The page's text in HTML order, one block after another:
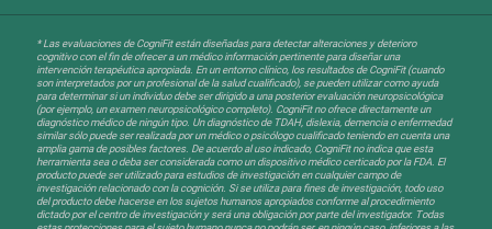
* Las evaluaciones de CogniFit están diseñadas para detectar alteraciones y deterioro
cognitivo con el fin de ofrecer a un médico información pertinente para diseñar una
intervención terapéutica apropiada. En un entorno clínico, los resultados de CogniFit (cuando
son interpretados por un profesional de la salud cualificado), se pueden utilizar como ayuda
para determinar si un individuo debe ser dirigido a una posterior evaluación neuropsicológica
(por ejemplo, un examen neuropsicológico completo). CogniFit no ofrece directamente un
diagnóstico médico de ningún tipo. Un diagnóstico de TDAH, dislexia, demencia o enfermedad
similar sólo puede ser realizada por un médico o psicólogo cualificado teniendo en cuenta una
amplia gama de posibles factores. De acuerdo al uso indicado, CogniFit no indica que esta
herramienta sea o deba ser considerada como un dispositivo médico certicado por la FDA. El
producto puede ser utilizado para estudios de investigación en cualquier campo de
investigación relacionado con la cognición. Si se utiliza para fines de investigación, todo uso
del producto debe hacerse en los sujetos humanos apropiados conforme al procedimiento
dictado por el centro de investigación y será una obligación por parte del investigador. Todas